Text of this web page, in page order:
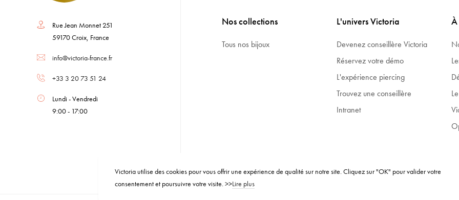
Rue Jean Monnet 251
59170 Croix, France
info@victoria-france.fr
+33 3 20 73 51 24
Lundi - Vendredi
9:00 - 17:00
Nos collections
Tous nos bijoux
L'univers Victoria
Devenez conseillère Victoria
Réservez votre démo
L'expérience piercing
Trouvez une conseillère
Intranet
À
Victoria utilise des cookies pour vous offrir une expérience de qualité sur notre site. Cliquez sur "OK" pour valider votre
consentement et poursuivre votre visite. >>Lire plus